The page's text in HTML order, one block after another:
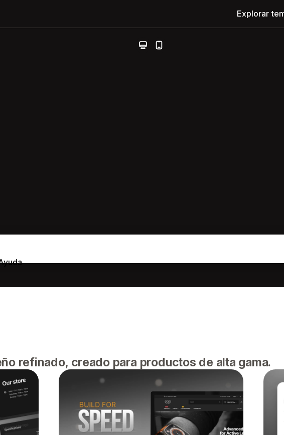
Explorar
refinado, creado para productos de alta gama.